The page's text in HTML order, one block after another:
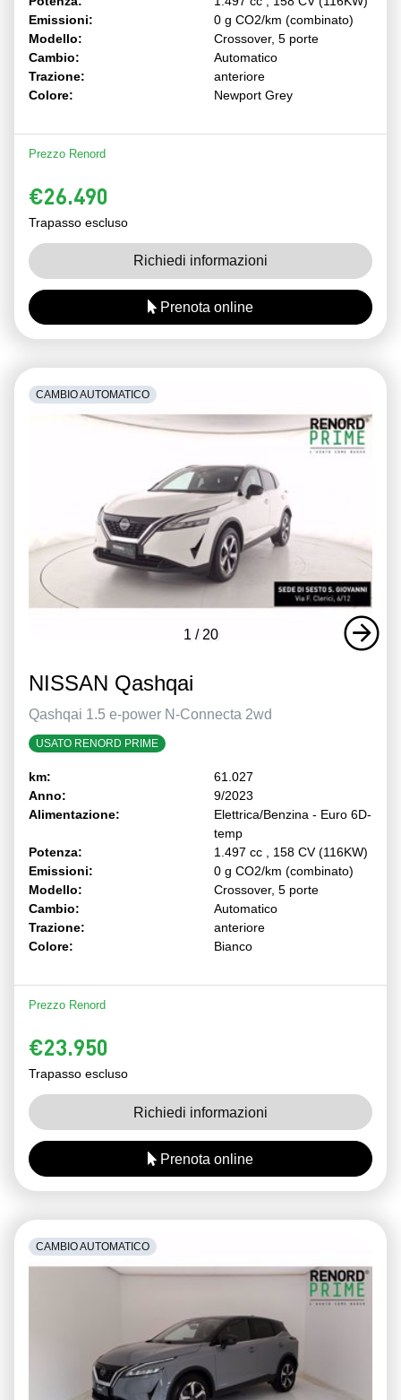
Emissioni:
0 g CO2/km (combinato)
Modello:
Crossover, 5 porte
Cambio:
Automatico
Trazione:
anteriore
Colore:
Newport Grey
Prezzo Renord
€26.490
Trapasso escluso
Richiedi informazioni
Prenota online
1 / 20
CAMBIO AUTOMATICO
NISSAN Qashqai
Qashqai 1.5 e-power N-Connecta 2wd
USATO RENORD PRIME
km:
61.027
Anno:
9/2023
Alimentazione:
Elettrica/Benzina - Euro 6D-
temp
Potenza:
1.497 cc , 158 CV (116KW)
Emissioni:
0 g CO2/km (combinato)
Modello:
Crossover, 5 porte
Cambio:
Automatico
Trazione:
anteriore
Colore:
Bianco
Prezzo Renord
€23.950
Trapasso escluso
Richiedi informazioni
Prenota online
CAMBIO AUTOMATICO